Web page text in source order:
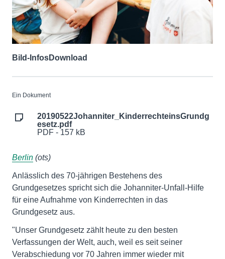
Bild-InfosDownload
Ein Dokument
20190522Johanniter_KinderrechteinsGrundg
esetz.pdf
PDF - 157 kB
Berlin (ots)
Anlässlich des 70-jährigen Bestehens des
Grundgesetzes spricht sich die Johanniter-Unfall-Hilfe
für eine Aufnahme von Kinderrechten in das
Grundgesetz aus.
"Unser Grundgesetz zählt heute zu den besten
Verfassungen der Welt, auch, weil es seit seiner
Verabschiedung vor 70 Jahren immer wieder mit